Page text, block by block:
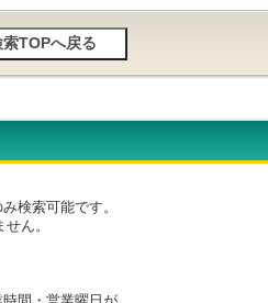
検索可能です。
ん。